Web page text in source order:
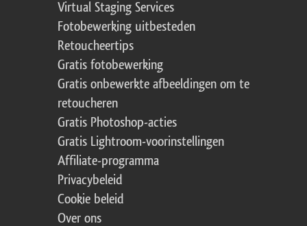
Virtual Staging Services
Fotobewerking uitbesteden
Retoucheertips
Gratis fotobewerking
Gratis onbewerkte afbeeldingen om te
retoucheren
Gratis Photoshop-acties
Gratis Lightroom-voorinstellingen
Affiliate-programma
Privacybeleid
Cookie beleid
Over ons